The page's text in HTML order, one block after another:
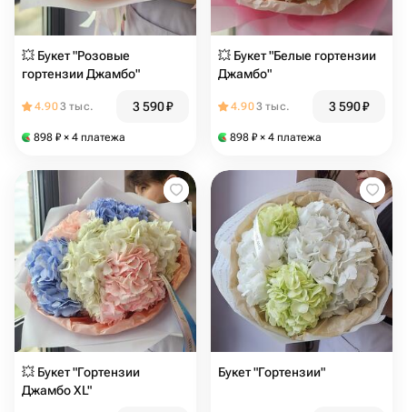
💥 Букет "Розовые
гортензии Джамбо"
4.903 тыс. 3 590₽
898 ₽ × 4 платежа
💥 Букет "Белые гортензии
Джамбо"
4.903 тыс. 3 590₽
898 ₽ × 4 платежа
💥 Букет "Гортензии
Джамбо XL"
Букет "Гортензии"